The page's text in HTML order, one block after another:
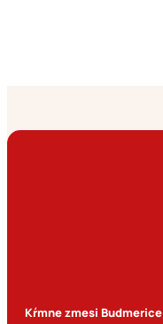
Kŕmne zmesi Budmerice